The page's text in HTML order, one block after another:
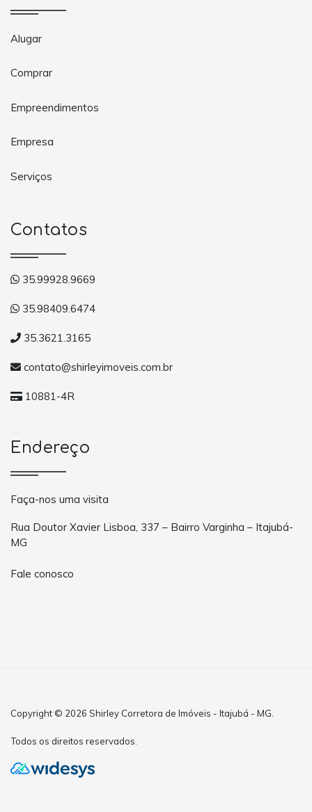
Alugar
Comprar
Empreendimentos
Empresa
Serviços
Contatos
35.99928.9669
35.98409.6474
35.3621.3165
contato@shirleyimoveis.com.br
10881-4R
Endereço
Faça-nos uma visita
Rua Doutor Xavier Lisboa, 337 – Bairro Varginha – Itajubá-
MG
Fale conosco
Copyright © 2026 Shirley Corretora de Imóveis - Itajubá - MG.
Todos os direitos reservados.